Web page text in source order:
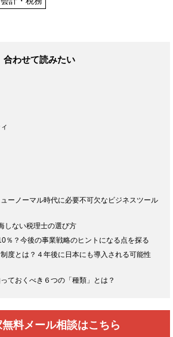
合わせて読みたい
ーノーマル時代に必要不可欠なビジネスツール
しない税理士の選び方
％？今後の事業戦略のヒントになる点を探る
度とは？４年後に日本にも導入される可能性
ておくべき６つの「種類」とは？
料メール相談はこちら